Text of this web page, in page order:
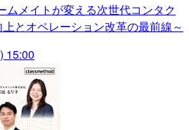
ムメイトが変える次世代コンタク
とオペレーション改革の最前線～
15:00